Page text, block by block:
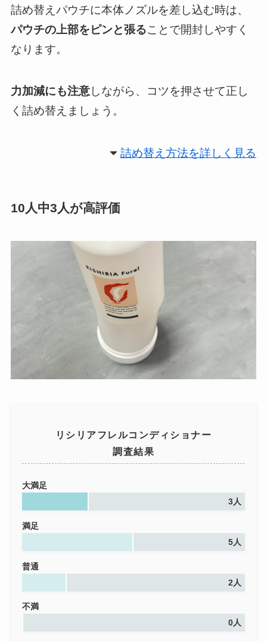
詰め替えパウチに本体ノズルを差し込む時は、
パウチの上部をピンと張ることで開封しやすく
なります。
力加減にも注意しながら、コツを押させて正し
く詰め替えましょう。
詰め替え方法を詳しく見る
10人中3人が高評価
リシリアフレルコンディショナー
調査結果
大満足
3人
満足
5人
普通
2人
不満
0人